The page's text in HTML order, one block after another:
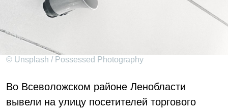
© Unsplash / Possessed Photography
Во Всеволожском районе Ленобласти
вывели на улицу посетителей торгового